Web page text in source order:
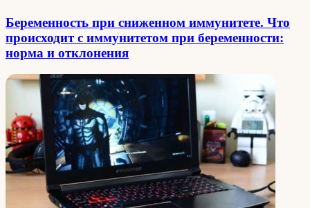
Беременность при сниженном иммунитете. Что
происходит с иммунитетом при беременности:
норма и отклонения